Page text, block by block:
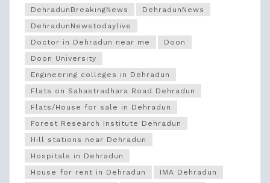
DehradunBreakingNews
DehradunNews
DehradunNewstodaylive
Doctor in Dehradun near me
Doon
Doon University
Engineering colleges in Dehradun
Flats on Sahastradhara Road Dehradun
Flats/House for sale in Dehradun
Forest Research Institute Dehradun
Hill stations near Dehradun
Hospitals in Dehradun
House for rent in Dehradun
IMA Dehradun